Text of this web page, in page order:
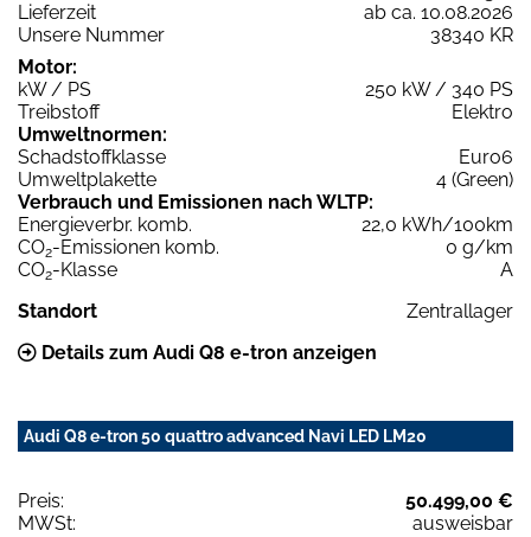
Lieferzeit
ab ca. 10.08.2026
Unsere Nummer
38340 KR
Motor:
kW / PS
250 kW / 340 PS
Treibstoff
Elektro
Umweltnormen:
Schadstoffklasse
Euro6
Umweltplakette
4 (Green)
Verbrauch und Emissionen nach WLTP:
Energieverbr. komb.
22,0 kWh/100km
CO2-Emissionen komb.
0 g/km
CO2-Klasse
A
Standort
Zentrallager
Details zum Audi Q8 e-tron anzeigen
Audi Q8 e-tron 50 quattro advanced Navi LED LM20
Preis:
50.499,00 €
MWSt:
ausweisbar